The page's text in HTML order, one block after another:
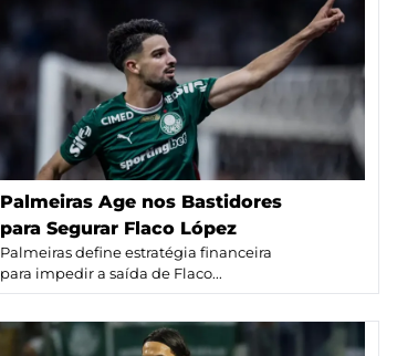
Palmeiras Age nos Bastidores
para Segurar Flaco López
Palmeiras define estratégia financeira
para impedir a saída de Flaco...